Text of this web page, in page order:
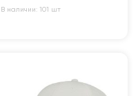
В наличии: 101 шт